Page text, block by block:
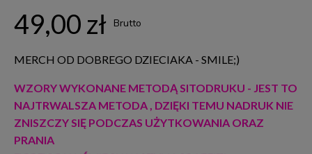
49,00 zł Brutto
MERCH OD DOBREGO DZIECIAKA - SMILE;)
WZORY WYKONANE METODĄ SITODRUKU - JEST TO
NAJTRWALSZA METODA , DZIĘKI TEMU NADRUK NIE
ZNISZCZY SIĘ PODCZAS UŻYTKOWANIA ORAZ
PRANIA